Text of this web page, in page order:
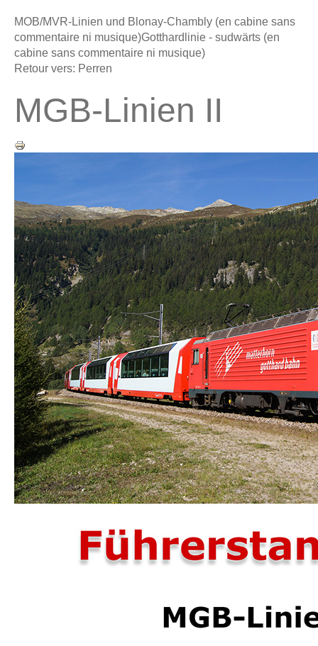
MOB/MVR-Linien und Blonay-Chambly (en cabine sans
commentaire ni musique)Gotthardlinie - sudwärts (en
cabine sans commentaire ni musique)
Retour vers: Perren
MGB-Linien II